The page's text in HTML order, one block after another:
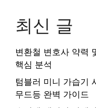
최신 글
변환철 변호사 약력
핵심 분석
텀블러 미니 가습기
무드등 완벽 가이드